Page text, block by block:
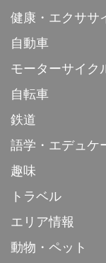
健康・エクササ
自動車
モーターサイク
自転車
鉄道
語学・エデュケ
趣味
トラベル
エリア情報
動物・ペット